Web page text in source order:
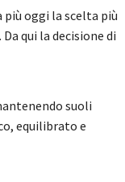
più oggi la scelta più
qui la decisione di
suoli
equilibrato e